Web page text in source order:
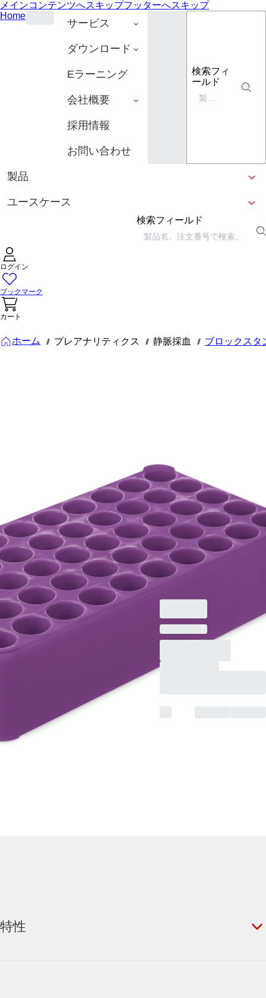
メインコンテンツへスキップフッターへスキップ
Home
サービス
ダウンロード
Eラーニング
会社概要
採用情報
お問い合わせ
検索フィ
ールド
製品
ユースケース
検索フィールド
ログイン
ブックマーク
カート
ホーム /// プレアナリティクス /// 静脈採血 /// ブロックスタ
径： 17
mm, 5 x 10,
紫
ブロックラック D17,
にとって 50 容器, 開
口部の直径： 17 mm,
ラック寸法： 5 x 10,
特性